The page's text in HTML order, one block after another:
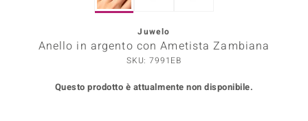
Juwelo
Anello in argento con Ametista Zambiana
SKU: 7991EB
Questo prodotto è attualmente non disponibile.